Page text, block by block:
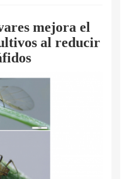
mejora el
al reducir